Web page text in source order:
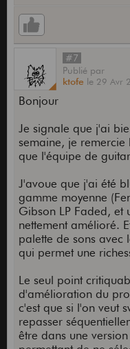
#7
Publié par
ktofe le 29 Avr
Bonjour
Je signale que j'ai
semaine, je remercie
que l'équipe de
J'avoue que j'ai été
gamme moyenne
Gibson LP Faded, et
nettement amélioré.
palette de sons avec
qui permet une
Le seul point
d'amélioration du
c'est que si l'on veut
repasser
être dans une